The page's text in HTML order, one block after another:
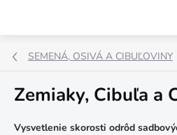
obsah
SEMENÁ, OSIVÁ A CIBUĽOVINY
Zemiaky, Cibuľa a
Vysvetlenie skorosti odrôd